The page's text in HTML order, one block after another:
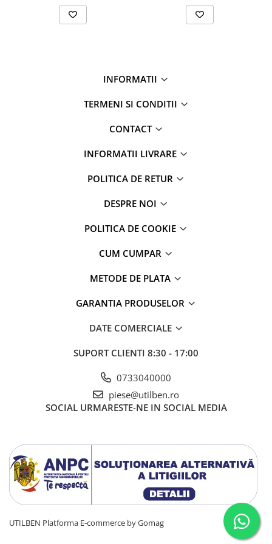
MLT 737 ST3B (x3)
MLT 741-100 ST3B (x2)
MLT 741-120 ST3B (x2)
MLT 741-140 V PLUS D ST4 S2
MLT 845-120 ST3B S1 (x2)
MT 1030 EASY 75D ST3B S1 (x2)
MT 732 EASY 75D ST3B S1 (x2)
MT 735 EASY 75D ST5 S1
MT 933 EASY 75D ST5 S1 (x2)
MT 935 EASY 75D ST5 S1
INFORMATII
TERMENI SI CONDITII
CONTACT
INFORMATII LIVRARE
POLITICA DE RETUR
DESPRE NOI
POLITICA DE COOKIE
CUM CUMPAR
METODE DE PLATA
GARANTIA PRODUSELOR
DATE COMERCIALE
SUPORT CLIENTI 8:30 - 17:00
0733040000
piese@utilben.ro
SOCIAL URMARESTE-NE IN SOCIAL MEDIA
UTILBEN Platforma E-commerce by Gomag